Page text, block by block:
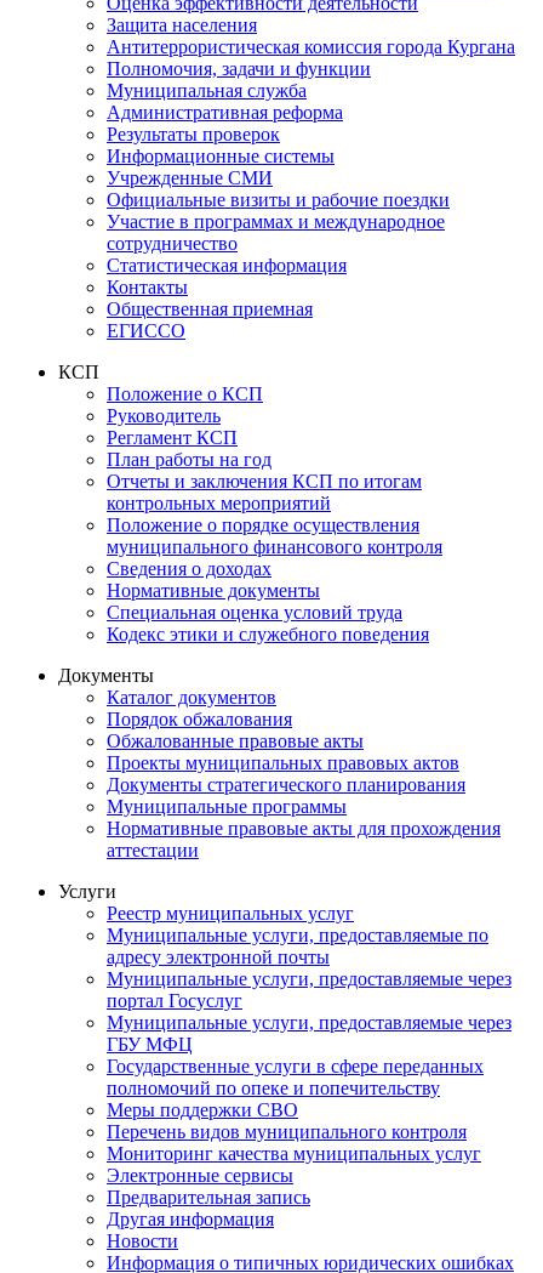
Защита населения
Антитеррористическая комиссия города Кургана
Полномочия, задачи и функции
Муниципальная служба
Административная реформа
Результаты проверок
Информационные системы
Учрежденные СМИ
Официальные визиты и рабочие поездки
Участие в программах и международное
сотрудничество
Статистическая информация
Контакты
Общественная приемная
ЕГИССО
КСП
Положение о КСП
Руководитель
Регламент КСП
План работы на год
Отчеты и заключения КСП по итогам
контрольных мероприятий
Положение о порядке осуществления
муниципального финансового контроля
Сведения о доходах
Нормативные документы
Специальная оценка условий труда
Кодекс этики и служебного поведения
Документы
Каталог документов
Порядок обжалования
Обжалованные правовые акты
Проекты муниципальных правовых актов
Документы стратегического планирования
Муниципальные программы
Нормативные правовые акты для прохождения
аттестации
Услуги
Реестр муниципальных услуг
Муниципальные услуги, предоставляемые по
адресу электронной почты
Муниципальные услуги, предоставляемые через
портал Госуслуг
Муниципальные услуги, предоставляемые через
ГБУ МФЦ
Государственные услуги в сфере переданных
полномочий по опеке и попечительству
Меры поддержки СВО
Перечень видов муниципального контроля
Мониторинг качества муниципальных услуг
Электронные сервисы
Предварительная запись
Другая информация
Новости
Информация о типичных юридических ошибках